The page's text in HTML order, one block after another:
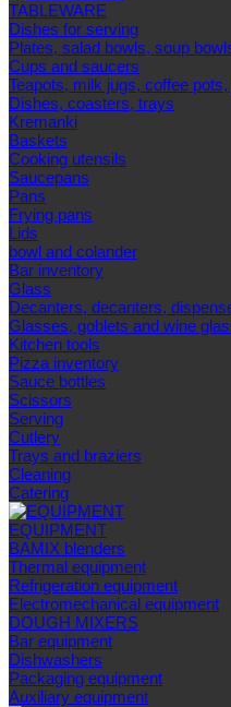
TABLEWARE
Dishes for serving
Plates, salad bowls, soup
Cups and saucers
Teapots, milk jugs, coffee
Dishes, coasters, trays
Kremanki
Baskets
Cooking utensils
Saucepans
Pans
Frying pans
Lids
bowl and colander
Bar inventory
Glass
Decanters, decanters,
Glasses, goblets and wine
Kitchen tools
Pizza inventory
Sauce bottles
Scissors
Serving
Cutlery
Trays and braziers
Сleaning
Catering
EQUIPMENT
BAMIX blenders
Thermal equipment
Refrigeration equipment
Electromechanical equipment
DOUGH MIXERS
Bar equipment
Dishwashers
Packaging equipment
Auxiliary equipment